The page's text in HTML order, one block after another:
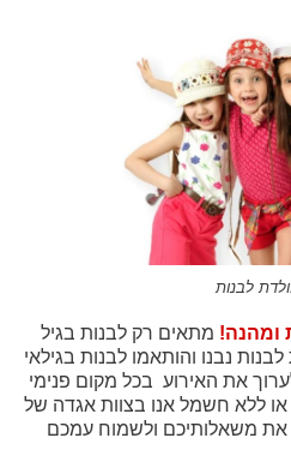
לבנות
ומהנה! מתאים רק לבנות בגיל
ההולדת לבנות נבנו והותאמו לבנות בגילאי
לערוך את האירוע בכל מקום פנימי
ללא חשמל אנו בצוות אגדה של
את משאלותיכם ולשמוח עמכם